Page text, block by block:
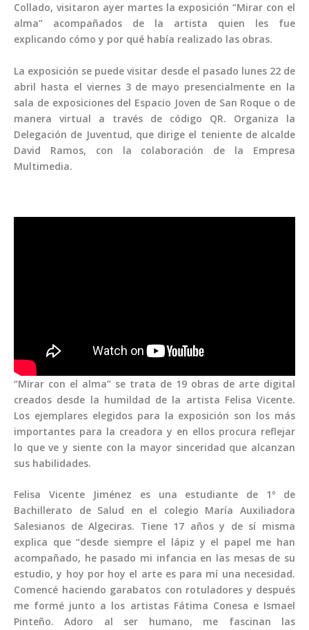
Collado, visitaron ayer martes la exposición “Mirar con el
alma” acompañados de la artista quien les fue
explicando cómo y por qué había realizado las obras.
La exposición se puede visitar desde el pasado lunes 22 de
abril hasta el viernes 3 de mayo presencialmente en la
sala de exposiciones del Espacio Joven de San Roque o de
manera virtual a través de código QR. Organiza la
Delegación de Juventud, que dirige el teniente de alcalde
David Ramos, con la colaboración de la Empresa
Multimedia.
“Mirar con el alma” se trata de 19 obras de arte digital
creados desde la humildad de la artista Felisa Vicente.
Los ejemplares elegidos para la exposición son los más
importantes para la creadora y en ellos procura reflejar
lo que ve y siente con la mayor sinceridad que alcanzan
sus habilidades.
Felisa Vicente Jiménez es una estudiante de 1º de
Bachillerato de Salud en el colegio María Auxiliadora
Salesianos de Algeciras. Tiene 17 años y de sí misma
explica que “desde siempre el lápiz y el papel me han
acompañado, he pasado mi infancia en las mesas de su
estudio, y hoy por hoy el arte es para mí una necesidad.
Comencé haciendo garabatos con rotuladores y después
me formé junto a los artistas Fátima Conesa e Ismael
Pinteño. Adoro al ser humano, me fascinan las